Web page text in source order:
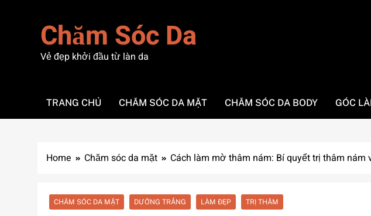
Chăm Sóc Da
Vẻ đẹp khởi đầu từ làn da
TRANG CHỦ CHĂM SÓC DA MẶT CHĂM SÓC DA BODY GÓC
Home Chăm sóc da mặt Cách làm mờ thâm nám: Bí quyết trị thâm
CHĂM SÓC DA MẶT DƯỠNG TRẮNG LÀM ĐẸP TRỊ THÂM